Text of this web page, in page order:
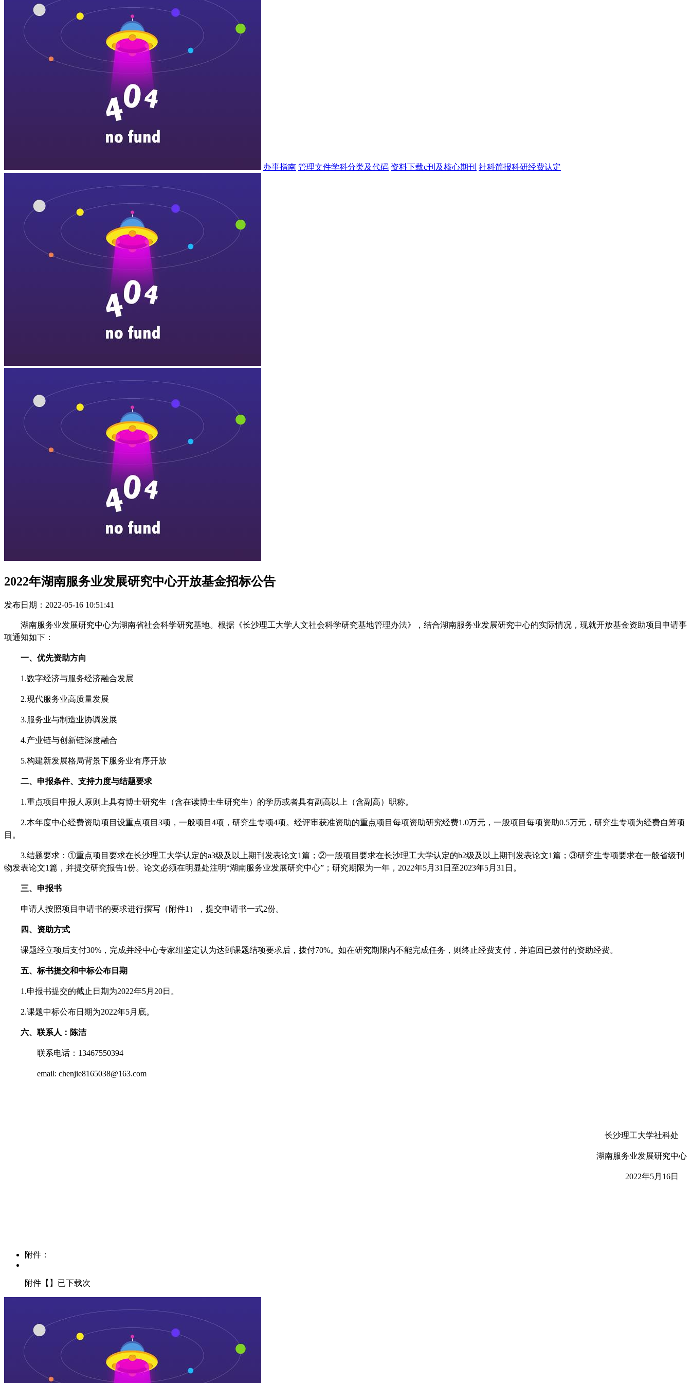
办事指南 管理文件学科分类及代码 资料下载c刊及核心期刊 社科简报科研经费认定
2022年湖南服务业发展研究中心开放基金招标公告
发布日期：2022-05-16 10:51:41
湖南服务业发展研究中心为湖南省社会科学研究基地。根据《长沙理工大学人文社会科学研究基地管理办法》，结合湖南服务业发展研究中心的实际情况，现就开放基金资助项目申请事
项通知如下：
一、优先资助方向
1.数字经济与服务经济融合发展
2.现代服务业高质量发展
3.服务业与制造业协调发展
4.产业链与创新链深度融合
5.构建新发展格局背景下服务业有序开放
二、申报条件、支持力度与结题要求
1.重点项目申报人原则上具有博士研究生（含在读博士生研究生）的学历或者具有副高以上（含副高）职称。
2.本年度中心经费资助项目设重点项目 3项，一般项目 4项，研究生专项4项。经评审获准资助的重点项目每项资助研究经费1.0万元，一般项目每项资助0.5万元，研究生专项为经费自筹项
目。
3.结题要求： ①重点项目要求在长沙理工大学认定的a3级及以上期刊发表论文1篇； ②一般项目要求在长沙理工大学认定的b2级及以上期刊发表论文1篇； ③研究生专项要求在一般省级刊
物发表论文1篇，并提交研究报告1份。论文必须在明显处注明“湖南服务业发展研究中心”；研究期限为一年， 2022年5月 31 日至2023年5月 31 日。
三、申报书
申请人按照项目申请书的要求进行撰写（附件1 ），提交申请书一式2份。
四、资助方式
课题经立项后支付30% ，完成并经中心专家组鉴定认为达到课题结项要求后，拨付70%。如在研究期限内不能完成任务，则终止经费支付，并追回已拨付的资助经费。
五、标书提交和中标公布日期
1.申报书提交的截止日期为2022年5月 20日。
2.课题中标公布日期为2022年5月底。
六、联系人：陈洁
联系电话： 13467550394
email: chenjie8165038@163.com
长沙理工大学社科处
湖南服务业发展研究中心
2022年5月 16日
附件：
附件【】已下载次